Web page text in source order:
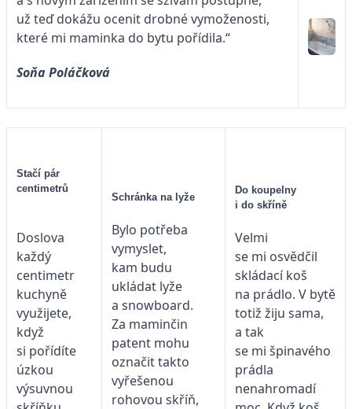
už teď dokážu ocenit drobné vymoženosti,
které mi maminka do bytu pořídila.“
Soňa Poláčková
Stačí pár
centimetrů
Doslova
každý
centimetr
kuchyně
využijete,
když
si pořídíte
úzkou
výsuvnou
Schránka na lyže
Bylo potřeba
vymyslet,
kam budu
ukládat lyže
a snowboard.
Za maminčin
patent mohu
označit takto
vyřešenou
rohovou skříň,
Do koupelny
i do skříně
Velmi
se mi osvědčil
skládací koš
na prádlo. V bytě
totiž žiju sama,
a tak
se mi špinavého
prádla
nenahromadí